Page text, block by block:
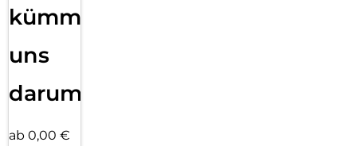
kümmern
uns
darum!
ab 0,00 €